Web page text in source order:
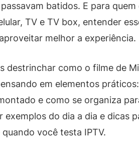
batidos. E para
TV e TV box, entender
melhor a experiência.
destrinchar como o filme de
em elementos
e como se organiza
exemplos do dia a dia e dicas
você testa IPTV.